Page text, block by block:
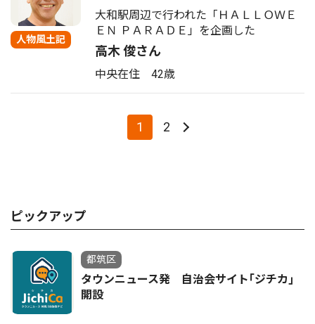
人物風土記
大和駅周辺で行われた「ＨＡＬＬＯＷＥ
ＥＮ ＰＡＲＡＤＥ」を企画した
高木 俊さん
中央在住 42歳
1 2
ピックアップ
都筑区
タウンニュース発 自治会サイト｢ジチカ｣
開設